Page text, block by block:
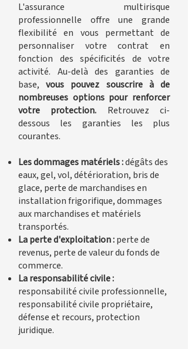
L'assurance multirisque
professionnelle offre une grande
flexibilité en vous permettant de
personnaliser votre contrat en
fonction des spécificités de votre
activité. Au-delà des garanties de
base,vous pouvez souscrire à de
nombreuses options pour renforcer
votre protection. Retrouvez ci-
dessous les garanties les plus
courantes.
Les dommages matériels :dégâts des
eaux, gel, vol, détérioration, bris de
glace, perte de marchandises en
installation frigorifique, dommages
aux marchandises et matériels
transportés.
La perte d'exploitation :perte de
revenus, perte de valeur du fonds de
commerce.
La responsabilité civile :
responsabilité civile professionnelle,
responsabilité civile propriétaire,
défense et recours, protection
juridique.